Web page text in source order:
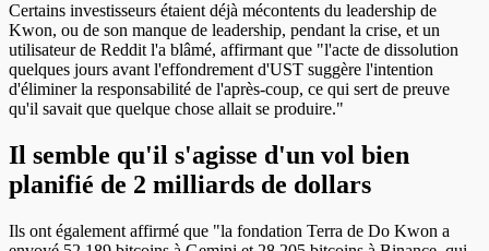
Certains investisseurs étaient déjà mécontents du leadership de
Kwon, ou de son manque de leadership, pendant la crise, et un
utilisateur de Reddit l'a blâmé, affirmant que "l'acte de dissolution
quelques jours avant l'effondrement d'UST suggère l'intention
d'éliminer la responsabilité de l'après-coup, ce qui sert de preuve
qu'il savait que quelque chose allait se produire."
Il semble qu'il s'agisse d'un vol bien
planifié de 2 milliards de dollars
Ils ont également affirmé que "la fondation Terra de Do Kwon a